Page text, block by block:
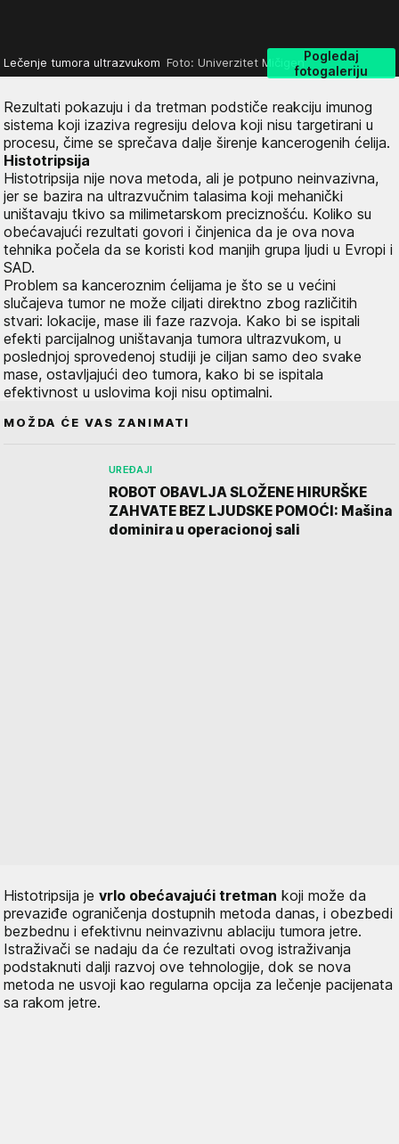
Pogledaj
fotogaleriju
Lečenje tumora ultrazvukom Foto: Univerzitet Mičigen
Rezultati pokazuju i da tretman podstiče reakciju imunog
sistema koji izaziva regresiju delova koji nisu targetirani u
procesu, čime se sprečava dalje širenje kancerogenih ćelija.
Histotripsija
Histotripsija nije nova metoda, ali je potpuno neinvazivna,
jer se bazira na ultrazvučnim talasima koji mehanički
uništavaju tkivo sa milimetarskom preciznošću. Koliko su
obećavajući rezultati govori i činjenica da je ova nova
tehnika počela da se koristi kod manjih grupa ljudi u Evropi i
SAD.
Problem sa kanceroznim ćelijama je što se u većini
slučajeva tumor ne može ciljati direktno zbog različitih
stvari: lokacije, mase ili faze razvoja. Kako bi se ispitali
efekti parcijalnog uništavanja tumora ultrazvukom, u
poslednjoj sprovedenoj studiji je ciljan samo deo svake
mase, ostavljajući deo tumora, kako bi se ispitala
efektivnost u uslovima koji nisu optimalni.
MOŽDA ĆE VAS ZANIMATI
UREĐAJI
ROBOT OBAVLJA SLOŽENE HIRURŠKE
ZAHVATE BEZ LJUDSKE POMOĆI: Mašina
dominira u operacionoj sali
Histotripsija je vrlo obećavajući tretman koji može da
prevaziđe ograničenja dostupnih metoda danas, i obezbedi
bezbednu i efektivnu neinvazivnu ablaciju tumora jetre.
Istraživači se nadaju da će rezultati ovog istraživanja
podstaknuti dalji razvoj ove tehnologije, dok se nova
metoda ne usvoji kao regularna opcija za lečenje pacijenata
sa rakom jetre.